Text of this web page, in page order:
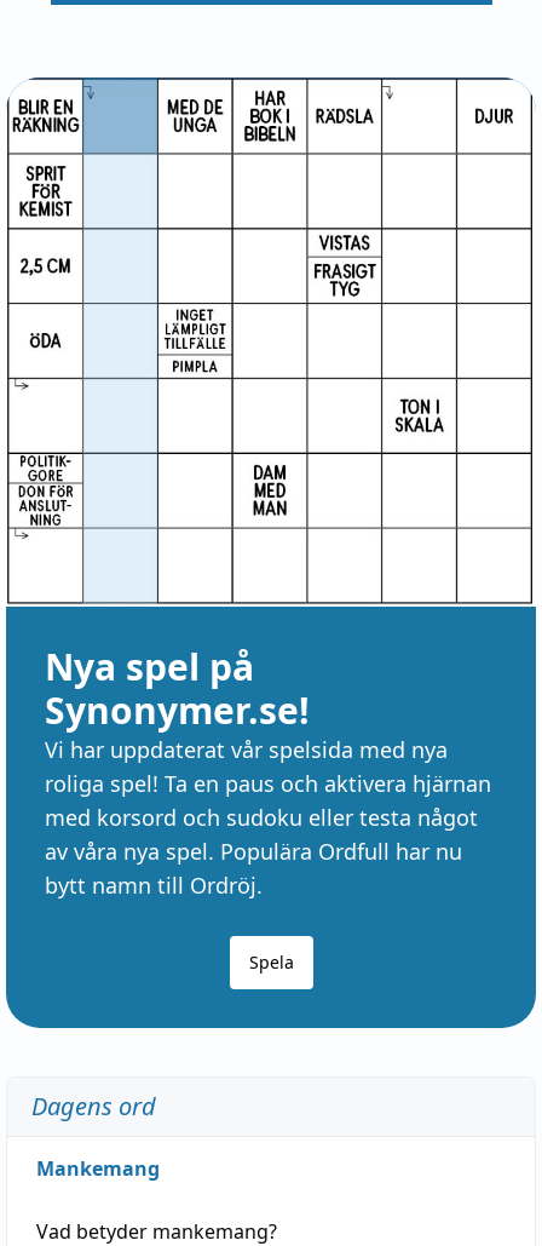
Nya spel på
Synonymer.se!
Vi har uppdaterat vår spelsida med nya
roliga spel! Ta en paus och aktivera hjärnan
med korsord och sudoku eller testa något
av våra nya spel. Populära Ordfull har nu
bytt namn till Ordröj.
Spela
Dagens ord
Mankemang
Vad betyder mankemang?